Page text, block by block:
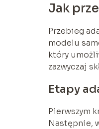
Jak
Przebieg
modelu
który
zazwyczaj
Etapy
Pierwszym
Następnie,